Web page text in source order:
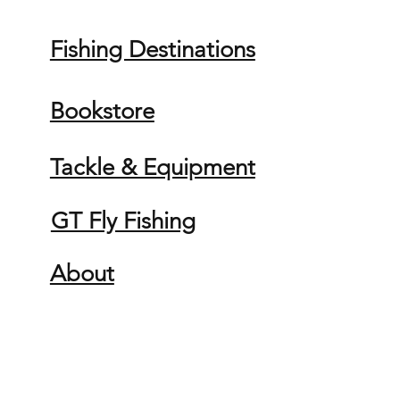
Fishing Destinations
Bookstore
Tackle & Equipment
GT Fly Fishing
About